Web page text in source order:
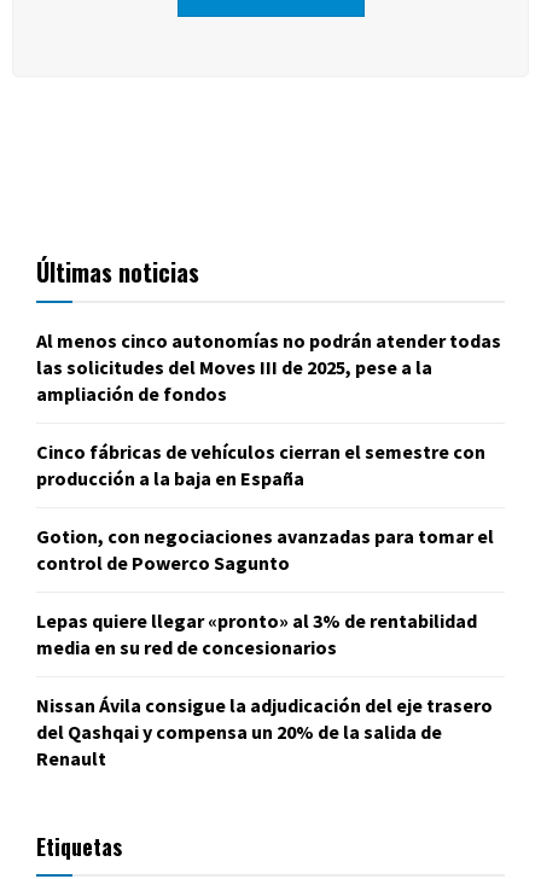
Últimas noticias
Al menos cinco autonomías no podrán atender todas
las solicitudes del Moves III de 2025, pese a la
ampliación de fondos
Cinco fábricas de vehículos cierran el semestre con
producción a la baja en España
Gotion, con negociaciones avanzadas para tomar el
control de Powerco Sagunto
Lepas quiere llegar «pronto» al 3% de rentabilidad
media en su red de concesionarios
Nissan Ávila consigue la adjudicación del eje trasero
del Qashqai y compensa un 20% de la salida de
Renault
Etiquetas